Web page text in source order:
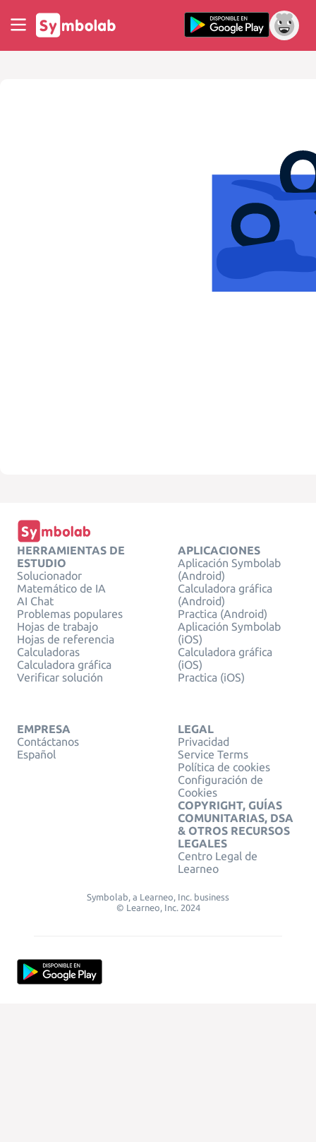
HERRAMIENTAS DE
ESTUDIO
Solucionador
Matemático de IA
AI Chat
Problemas populares
Hojas de trabajo
Hojas de referencia
Calculadoras
Calculadora gráfica
Verificar solución
APLICACIONES
Aplicación Symbolab
(Android)
Calculadora gráfica
(Android)
Practica (Android)
Aplicación Symbolab
(iOS)
Calculadora gráfica
(iOS)
Practica (iOS)
EMPRESA
Contáctanos
Español
LEGAL
Privacidad
Service Terms
Política de cookies
Configuración de
Cookies
COPYRIGHT, GUÍAS
COMUNITARIAS, DSA
& OTROS RECURSOS
LEGALES
Centro Legal de
Learneo
Symbolab, a Learneo, Inc. business
© Learneo, Inc. 2024